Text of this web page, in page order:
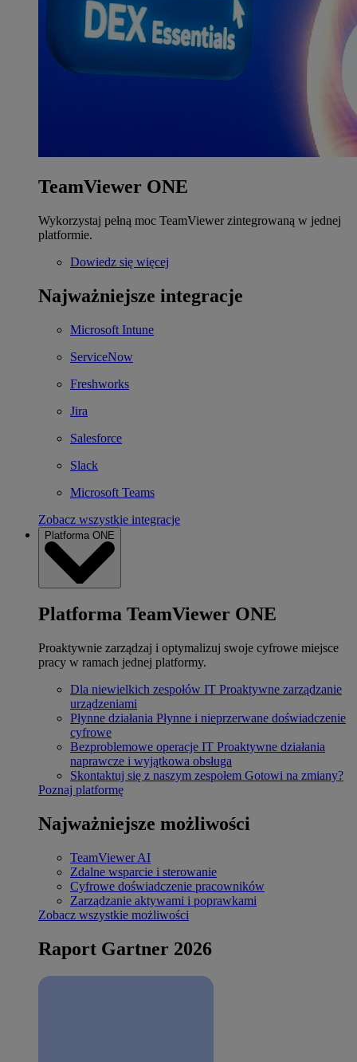
TeamViewer ONE
Wykorzystaj pełną moc TeamViewer zintegrowaną w jednej
platformie.
Dowiedz się więcej
Najważniejsze integracje
Microsoft Intune
ServiceNow
Freshworks
Jira
Salesforce
Slack
Microsoft Teams
Zobacz wszystkie integracje
Platforma ONE
Platforma TeamViewer ONE
Proaktywnie zarządzaj i optymalizuj swoje cyfrowe miejsce
pracy w ramach jednej platformy.
Dla niewielkich zespołów IT Proaktywne zarządzanie
urządzeniami
Płynne działania Płynne i nieprzerwane doświadczenie
cyfrowe
Bezproblemowe operacje IT Proaktywne działania
naprawcze i wyjątkowa obsługa
Skontaktuj się z naszym zespołem Gotowi na zmiany?
Poznaj platformę
Najważniejsze możliwości
TeamViewer AI
Zdalne wsparcie i sterowanie
Cyfrowe doświadczenie pracowników
Zarządzanie aktywami i poprawkami
Zobacz wszystkie możliwości
Raport Gartner 2026